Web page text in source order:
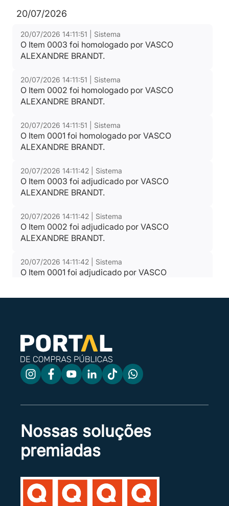
Relatório de Proposta Comercial
Tipo:Relatorio
20/07/2026
20/07/2026 14:11:51 | Sistema
O Item 0003 foi homologado por VASCO
ALEXANDRE BRANDT.
20/07/2026 14:11:51 | Sistema
O Item 0002 foi homologado por VASCO
ALEXANDRE BRANDT.
20/07/2026 14:11:51 | Sistema
O Item 0001 foi homologado por VASCO
ALEXANDRE BRANDT.
20/07/2026 14:11:42 | Sistema
O Item 0003 foi adjudicado por VASCO
ALEXANDRE BRANDT.
20/07/2026 14:11:42 | Sistema
O Item 0002 foi adjudicado por VASCO
ALEXANDRE BRANDT.
20/07/2026 14:11:42 | Sistema
O Item 0001 foi adjudicado por VASCO
20/07/2026 14:10:38 | Sistema
VASCO ALEXANDRE BRANDT decidiu pelo
indeferimento do recurso apresentado por
VERLUMA COMERCIO LTDA, conforme
16/07/2026 19:48:28 | Sistema
A sessão foi finalizada e o processo foi
16/07/2026 19:48:20 | Sistema
Os recursos do item 0003 foram encaminhados
Nossas soluções
premiadas